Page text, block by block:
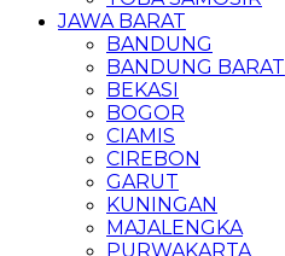
JAWA BARAT
BANDUNG
BANDUNG BARAT
BEKASI
BOGOR
CIAMIS
CIREBON
GARUT
KUNINGAN
MAJALENGKA
PURWAKARTA